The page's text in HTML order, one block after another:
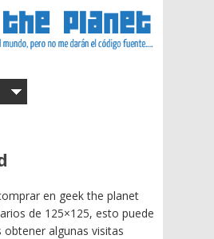
en geek the planet
de 125×125, esto puede
obtener algunas visitas